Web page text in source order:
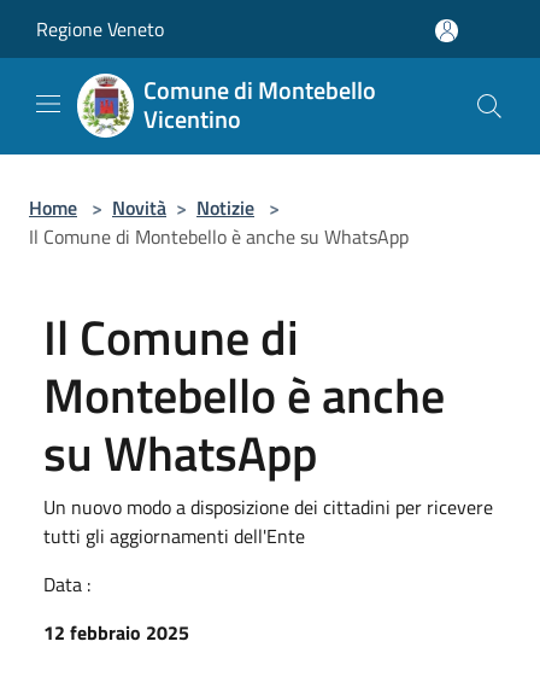
Regione Veneto
Comune di Montebello
Vicentino
Home > Novità > Notizie >
Il Comune di Montebello è anche su WhatsApp
Il Comune di
Montebello è anche
su WhatsApp
Un nuovo modo a disposizione dei cittadini per ricevere
tutti gli aggiornamenti dell'Ente
Data :
12 febbraio 2025